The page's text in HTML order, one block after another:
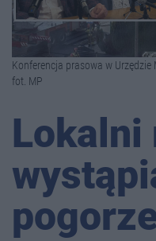
Konferencja prasowa w
fot. MP
Lokalni